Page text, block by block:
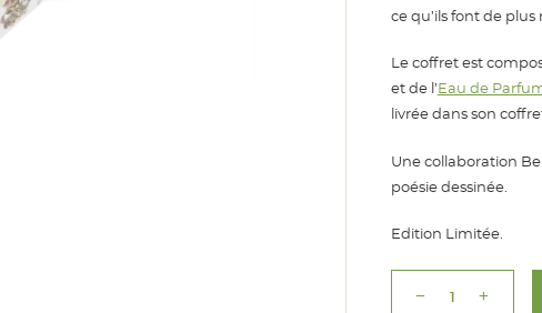
ce qu’ils font de plus
Le coffret est
et de l’ Eau de
livrée dans son
Une collaboration
poésie dessinée.
Edition Limitée.
remove add